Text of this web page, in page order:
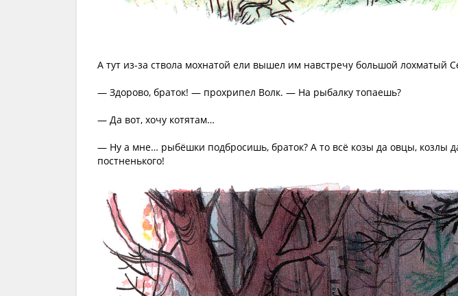
А тут из-за ствола мохнатой ели вышел им навстречу большой лохматый
— Здорово, браток! — прохрипел Волк. — На рыбалку топаешь?
— Да вот, хочу котятам…
— Ну а мне… рыбёшки подбросишь, браток? А то всё козы да овцы, козлы
постненького!